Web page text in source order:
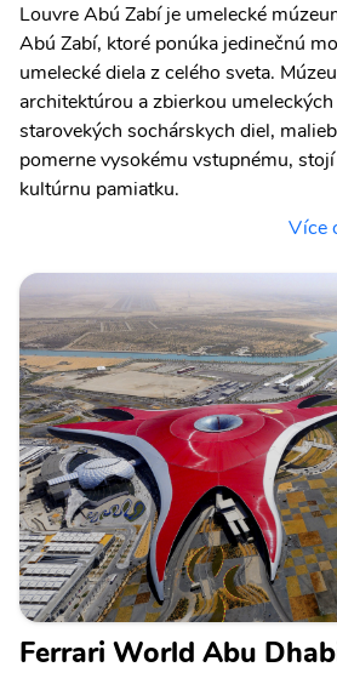
Louvre Abú Zabí je umelecké
Abú Zabí, ktoré ponúka jedinečnú
umelecké diela z celého sveta.
architektúrou a zbierkou
starovekých sochárskych diel,
pomerne vysokému vstupnému,
kultúrnu pamiatku.
Více
Ferrari World Abu